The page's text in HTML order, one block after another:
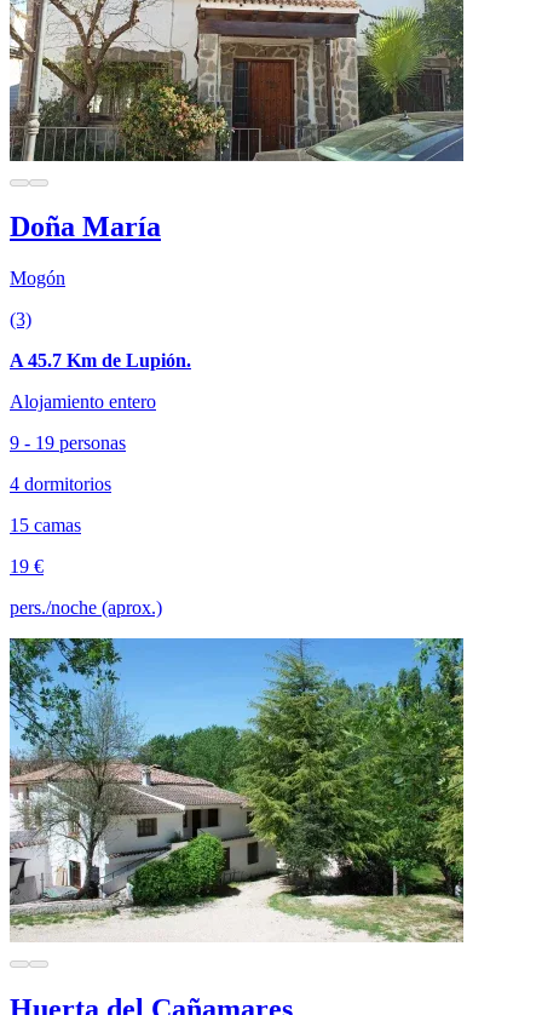
Doña María
Mogón
(3)
A 45.7 Km de Lupión.
Alojamiento entero
9 - 19 personas
4 dormitorios
15 camas
19 €
pers./noche (aprox.)